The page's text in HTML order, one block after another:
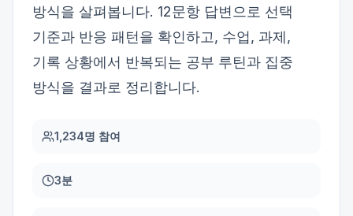
방식을 살펴봅니다. 12문항 답변으로 선택
기준과 반응 패턴을 확인하고, 수업, 과제,
기록 상황에서 반복되는 공부 루틴과 집중
방식을 결과로 정리합니다.
1,234명 참여
3분